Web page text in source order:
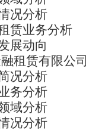
况分析
赁业务分析
展动向
租赁有限公司
况分析
务分析
域分析
况分析